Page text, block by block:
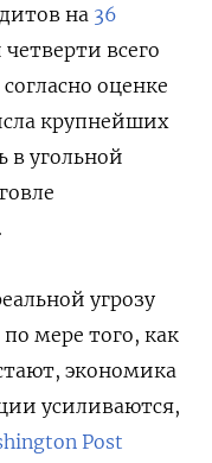
на 36
всего
оценке
крупнейших
в угольной
угрозу
мере того, как
экономика
усиливаются,
Post